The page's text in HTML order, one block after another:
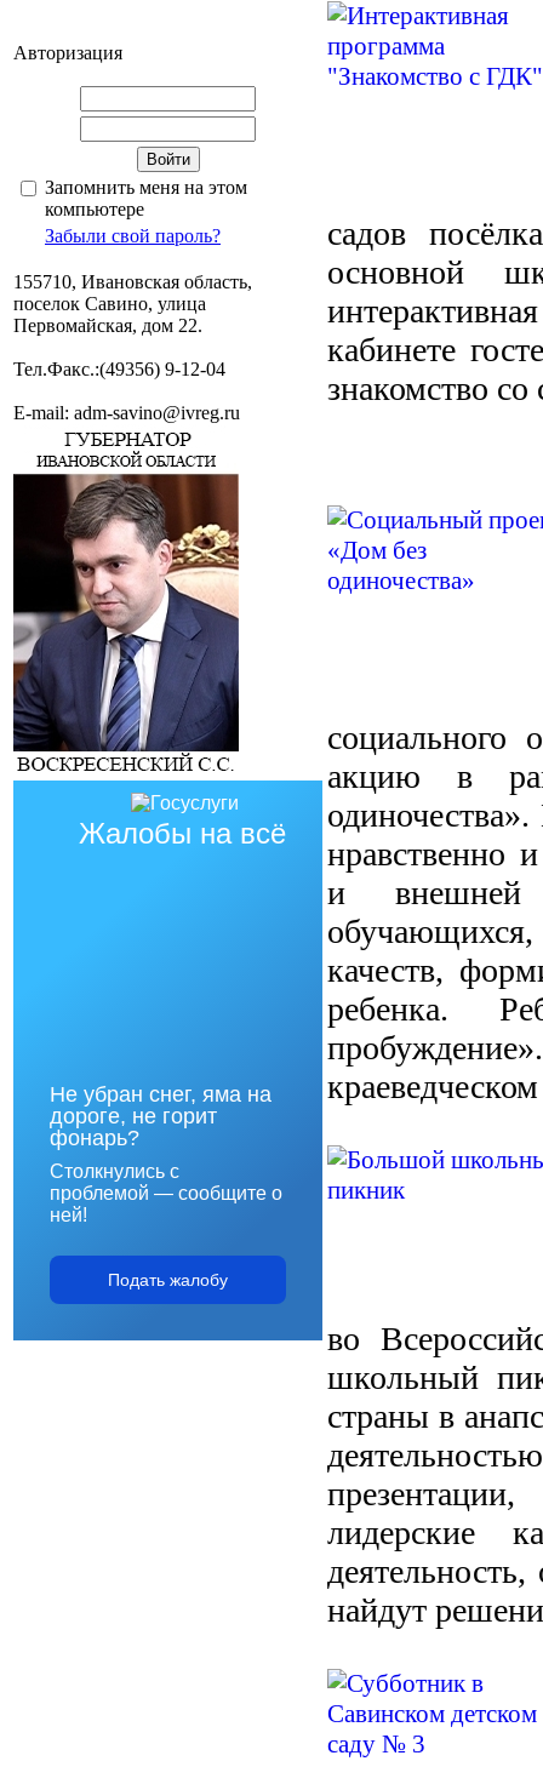
Авторизация
Запомнить меня на этом
компьютере
Забыли свой пароль?
155710, Ивановская область,
поселок Савино, улица
Первомайская, дом 22.
Тел.Факс.:(49356) 9-12-04
E-mail: adm-savino@ivreg.ru
Жалобы на всё
Не убран снег, яма на
дороге, не горит
фонарь?
Столкнулись с
проблемой — сообщите о
ней!
Подать жалобу
садов
основной
кабинете
знакомство
социального
акцию в
нравственно
и внешней
качеств,
ребенка.
во
школьный
страны в
лидерские
найдут